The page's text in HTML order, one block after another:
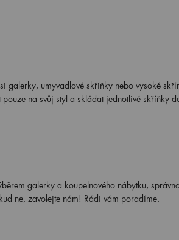
galerky, umyvadlové skříňky nebo vysoké
na svůj styl a skládat jednotlivé skříňky
galerky a koupelnového nábytku,
ne, zavolejte nám! Rádi vám poradíme.